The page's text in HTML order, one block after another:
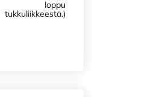
loppu
tukkuliikkeestä.)